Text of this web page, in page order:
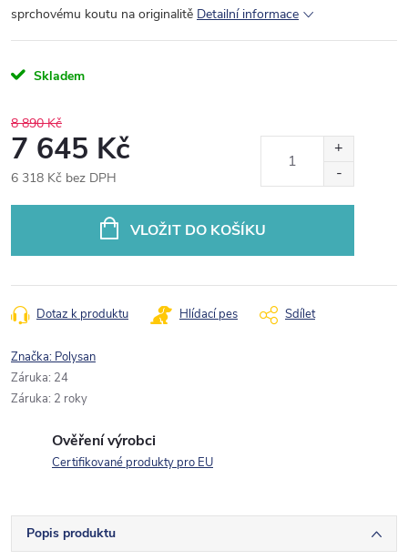
sprchovému koutu na originalitě Detailní informace
Skladem
8 890 Kč
7 645 Kč
6 318 Kč bez DPH
VLOŽIT DO KOŠÍKU
Dotaz k produktu Hlídací pes Sdílet
Značka: Polysan
Záruka: 24
Záruka: 2 roky
Ověření výrobci
Certifikované produkty pro EU
Popis produktu